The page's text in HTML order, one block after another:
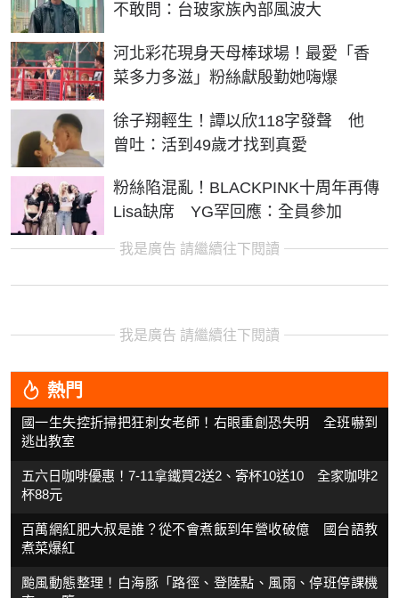
不敢問：台玻家族內部風波大
河北彩花現身天母棒球場！最愛「香
菜多力多滋」粉絲獻殷勤她嗨爆
徐子翔輕生！譚以欣118字發聲 他
曾吐：活到49歲才找到真愛
粉絲陷混亂！BLACKPINK十周年再傳
Lisa缺席 YG罕回應：全員參加
我是廣告 請繼續往下閱讀
我是廣告 請繼續往下閱讀
熱門
國一生失控折掃把狂刺女老師！右眼重創恐失明 全班嚇到
逃出教室
五六日咖啡優惠！7-11拿鐵買2送2、寄杯10送10 全家咖啡2
杯88元
百萬網紅肥大叔是誰？從不會煮飯到年營收破億 國台語教
煮菜爆紅
颱風動態整理！白海豚「路徑、登陸點、風雨、停班停課機